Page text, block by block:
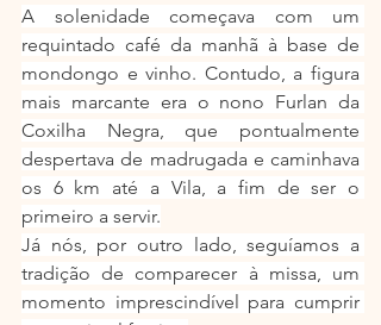
A solenidade começava com um
requintado café da manhã à base de
mondongo e vinho. Contudo, a figura
mais marcante era o nono Furlan da
Coxilha Negra, que pontualmente
despertava de madrugada e caminhava
os 6 km até a Vila, a fim de ser o
primeiro a servir.
Já nós, por outro lado, seguíamos a
tradição de comparecer à missa, um
momento imprescindível para cumprir